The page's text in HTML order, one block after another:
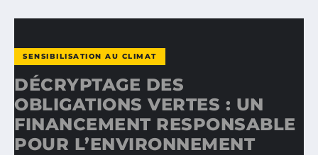
SENSIBILISATION AU CLIMAT
DÉCRYPTAGE DES
OBLIGATIONS VERTES : UN
FINANCEMENT RESPONSABLE
POUR L’ENVIRONNEMENT